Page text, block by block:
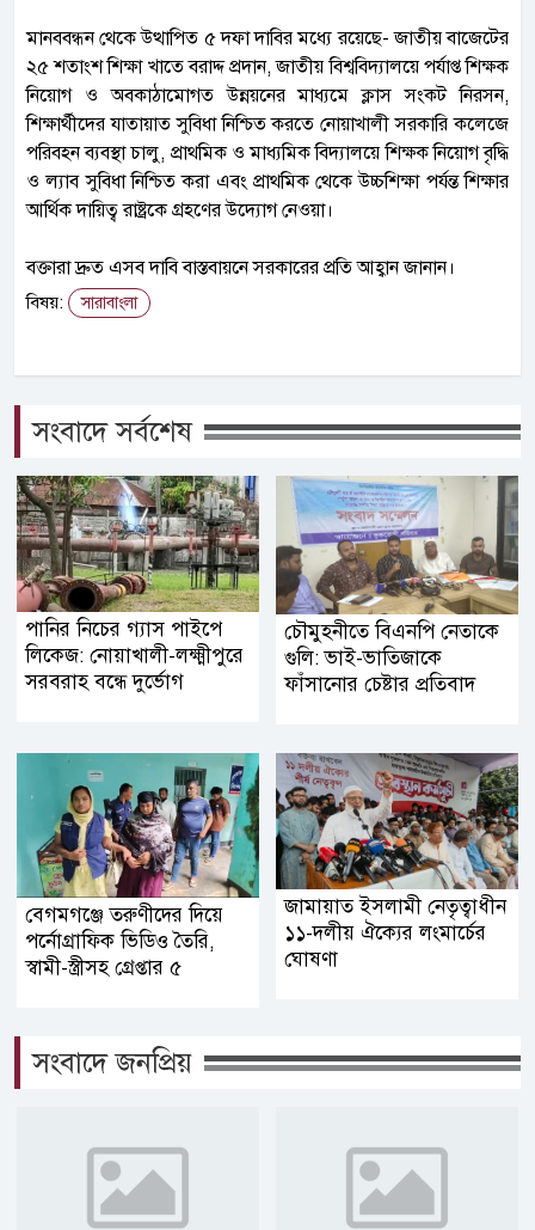
মানববন্ধন থেকে উত্থাপিত ৫ দফা দাবির মধ্যে রয়েছে- জাতীয় বাজেটের
২৫ শতাংশ শিক্ষা খাতে বরাদ্দ প্রদান, জাতীয় বিশ্ববিদ্যালয়ে পর্যাপ্ত শিক্ষক
নিয়োগ ও অবকাঠামোগত উন্নয়নের মাধ্যমে ক্লাস সংকট নিরসন,
শিক্ষার্থীদের যাতায়াত সুবিধা নিশ্চিত করতে নোয়াখালী সরকারি কলেজে
পরিবহন ব্যবস্থা চালু, প্রাথমিক ও মাধ্যমিক বিদ্যালয়ে শিক্ষক নিয়োগ বৃদ্ধি
ও ল্যাব সুবিধা নিশ্চিত করা এবং প্রাথমিক থেকে উচ্চশিক্ষা পর্যন্ত শিক্ষার
আর্থিক দায়িত্ব রাষ্ট্রকে গ্রহণের উদ্যোগ নেওয়া।
বক্তারা দ্রুত এসব দাবি বাস্তবায়নে সরকারের প্রতি আহ্বান জানান।
বিষয়: সারাবাংলা
সংবাদে সর্বশেষ
পানির নিচের গ্যাস পাইপে
লিকেজ: নোয়াখালী-লক্ষ্মীপুরে
সরবরাহ বন্ধে দুর্ভোগ
চৌমুহনীতে বিএনপি নেতাকে
গুলি: ভাই-ভাতিজাকে
ফাঁসানোর চেষ্টার প্রতিবাদ
বেগমগঞ্জে তরুণীদের দিয়ে
পর্নোগ্রাফিক ভিডিও তৈরি,
স্বামী-স্ত্রীসহ গ্রেপ্তার ৫
জামায়াত ইসলামী নেতৃত্বাধীন
১১-দলীয় ঐক্যের লংমার্চের
ঘোষণা
সংবাদে জনপ্রিয়